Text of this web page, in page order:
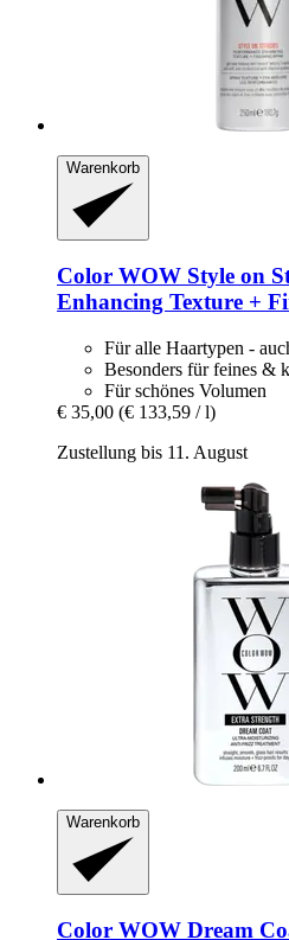
Warenkorb
Color WOW Style on
Enhancing Texture +
Für alle Haartypen -
Besonders für feines &
Für schönes Volumen
€ 35,00 (€ 133,59 / l)
Zustellung bis 11. August
Warenkorb
Color WOW Dream